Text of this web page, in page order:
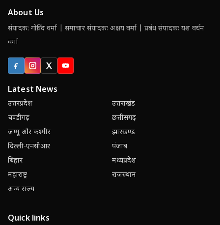
About Us
संपादक: गोविंद वर्मा | समाचार संपादकः अक्षय वर्मा | प्रबंध संपादकः यश वर्धन
वर्मा
FacebookInstagram
X (Twitter)
YouTube
Latest News
उत्तरप्रदेश
उत्तराखंड
चण्डीगढ़
छत्तीसगढ़
जम्मू और कश्मीर
झारखण्ड
दिल्ली-एनसीआर
पंजाब
बिहार
मध्यप्रदेश
महाराष्ट्र
राजस्थान
अन्य राज्य
Quick links